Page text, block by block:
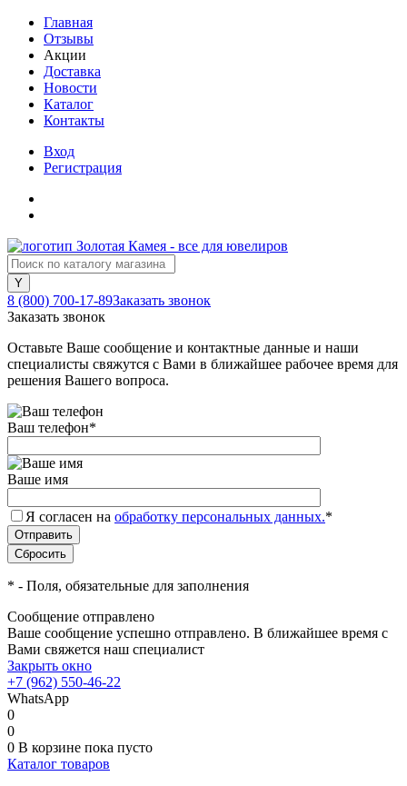
Главная
Отзывы
Акции
Доставка
Новости
Каталог
Контакты
Вход
Регистрация
8 (800) 700-17-89Заказать звонок
Заказать звонок
Оставьте Ваше сообщение и контактные данные и наши
специалисты свяжутся с Вами в ближайшее рабочее время для
решения Вашего вопроса.
Ваш телефон*
Ваше имя
Я согласен на обработку персональных данных.*
* - Поля, обязательные для заполнения
Сообщение отправлено
Ваше сообщение успешно отправлено. В ближайшее время с
Вами свяжется наш специалист
Закрыть окно
+7 (962) 550-46-22
WhatsApp
0
0
0 В корзине пока пусто
Каталог товаров